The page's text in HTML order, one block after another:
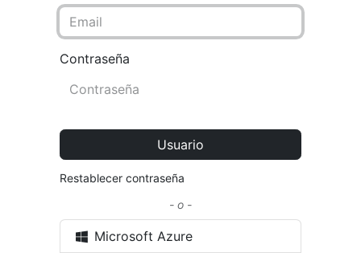
Contraseña
Usuario
Restablecer contraseña
- o -
Microsoft Azure